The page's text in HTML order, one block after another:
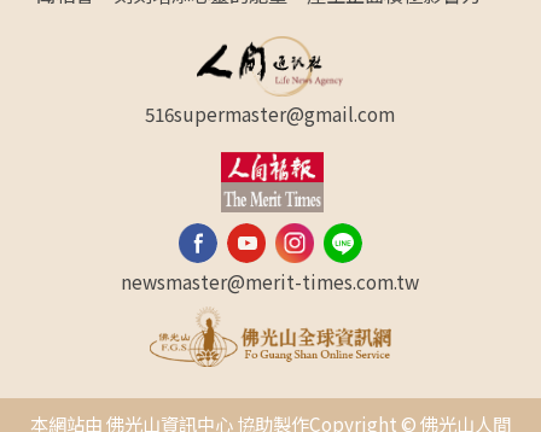
516supermaster@gmail.com
newsmaster@merit-times.com.tw
本網站由 佛光山資訊中心 協助製作Copyright © 佛光山人間